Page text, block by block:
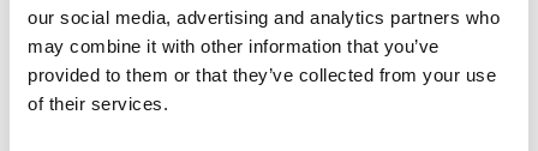
our social media, advertising and analytics partners who
may combine it with other information that you’ve
provided to them or that they’ve collected from your use
of their services.
INFO
Fabrikant
Texas A/S | Knullen 22 |
DK-5260 Odense S |